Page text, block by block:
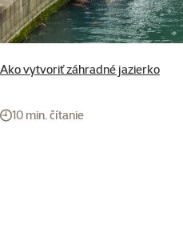
Ako vytvoriť záhradné jazierko
10 min. čítanie